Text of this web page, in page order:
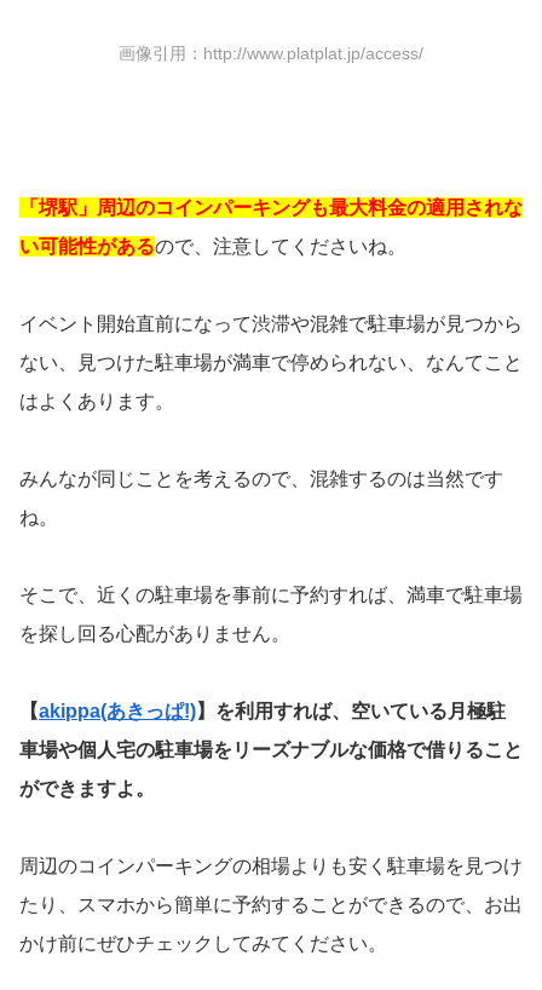
画像引用：http://www.platplat.jp/access/
「堺駅」周辺のコインパーキングも最大料金の適用されな
い可能性があるので、注意してくださいね。
イベント開始直前になって渋滞や混雑で駐車場が見つから
ない、見つけた駐車場が満車で停められない、なんてこと
はよくあります。
みんなが同じことを考えるので、混雑するのは当然です
ね。
そこで、近くの駐車場を事前に予約すれば、満車で駐車場
を探し回る心配がありません。
【akippa(あきっぱ!)】を利用すれば、空いている月極駐
車場や個人宅の駐車場をリーズナブルな価格で借りること
ができますよ。
周辺のコインパーキングの相場よりも安く駐車場を見つけ
たり、スマホから簡単に予約することができるので、お出
かけ前にぜひチェックしてみてください。